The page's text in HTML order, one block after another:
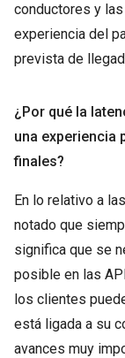
conductores y
experiencia del
prevista de
¿Por qué la
una experiencia
finales?
En lo relativo a
notado que
significa que se
posible en las
los clientes
está ligada a su
avances muy